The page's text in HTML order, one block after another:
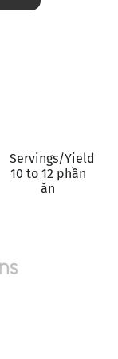
Servings/Yield
10 to 12 phần
ăn